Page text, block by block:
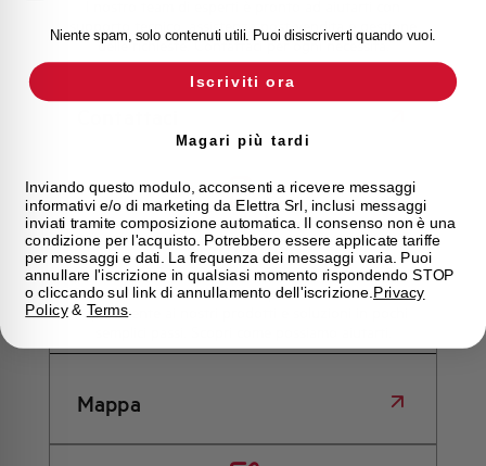
supporto tecnico, assistenza post-vendita e gestione
delle richieste. Contattaci per ogni necessità.
Scopri dove
acquistare
Trova il punto vendita Elettra più vicino a te e accedi
rapidamente ai nostri prodotti e soluzioni in pochi
Mappa
Niente spam, solo contenuti utili. Puoi disiscriverti quando vuoi.
Iscriviti ora
Magari più tardi
Inviando questo modulo, acconsenti a ricevere messaggi
informativi e/o di marketing da Elettra Srl, inclusi messaggi
inviati tramite composizione automatica. Il consenso non è una
condizione per l'acquisto. Potrebbero essere applicate tariffe
per messaggi e dati. La frequenza dei messaggi varia. Puoi
annullare l'iscrizione in qualsiasi momento rispondendo STOP
o cliccando sul link di annullamento dell'iscrizione. Privacy
Policy& Terms